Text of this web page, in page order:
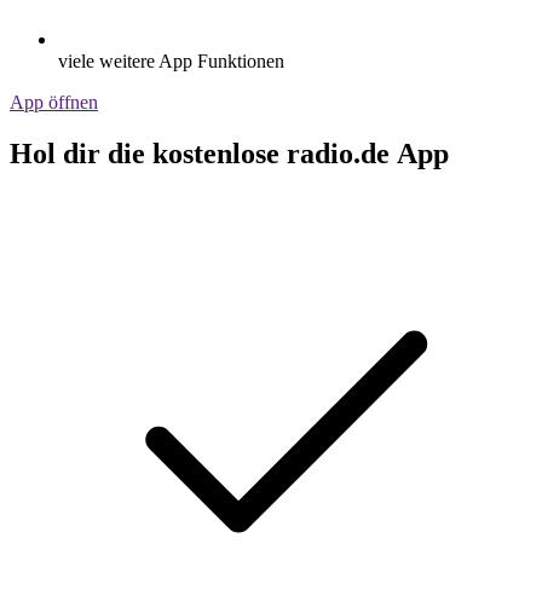
viele weitere App Funktionen
App öffnen
Hol dir die kostenlose radio.de App